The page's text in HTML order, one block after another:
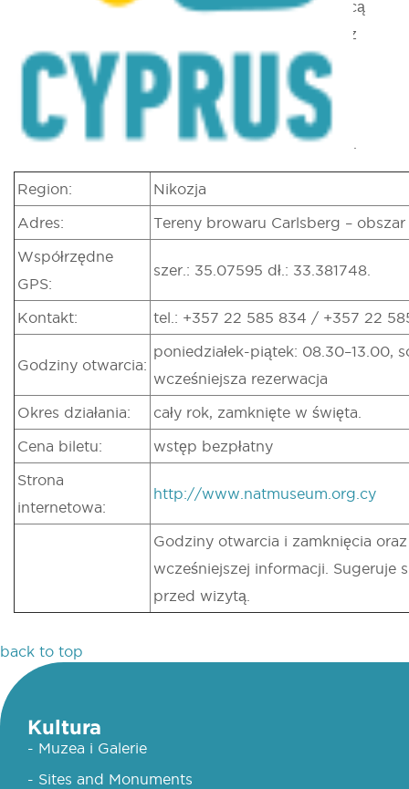
muzeum posiada największą wystawę dotyczącą
historii naturalnej na Cyprze, ufundowaną przez
Fundację Photosa Photiadesa. Wśród 2500
eksponatów znajdują się zabalsamowane ssaki,
ptaki, ryby, gady i owady oraz skały, minerały,
kamienie półszlachetne, muszle i skamieniałości.
Region: Nikozja
Adres: Tereny browaru Carlsberg –
Współrzędne
GPS:
szer.: 35.07595 dł.: 33.381748.
Kontakt: tel.: +357 22 585 834 / +357 22
Godziny otwarcia:
poniedziałek-piątek: 08.30–13.00,
wcześniejsza rezerwacja
Okres działania: cały rok, zamknięte w święta.
Cena biletu: wstęp bezpłatny
Strona
internetowa:
http://www.natmuseum.org.cy
Godziny otwarcia i zamknięcia
wcześniejszej informacji. Sugeruje
przed wizytą.
back to top
Kultura
- Muzea i Galerie
- Sites and Monuments